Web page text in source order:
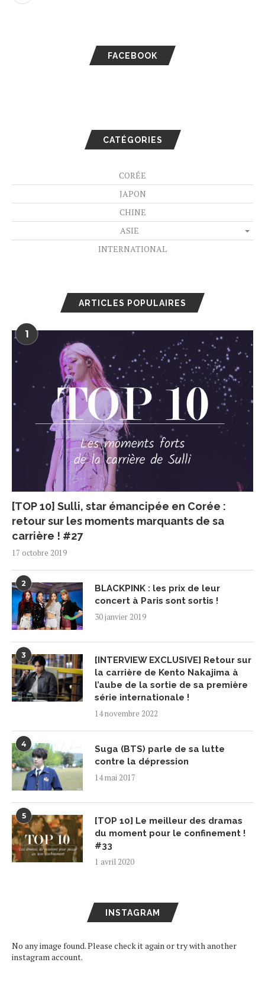
FACEBOOK
CATÉGORIES
CORÉE
JAPON
CHINE
ASIE
INTERNATIONAL
ARTICLES POPULAIRES
1
[TOP 10] Sulli, star émancipée en Corée :
retour sur les moments marquants de sa
carrière ! #27
17 octobre 2019
2
BLACKPINK : les prix de leur
concert à Paris sont sortis !
30 janvier 2019
3
[INTERVIEW EXCLUSIVE] Retour sur
la carrière de Kento Nakajima à
l’aube de la sortie de sa première
série internationale !
14 novembre 2022
4
Suga (BTS) parle de sa lutte
contre la dépression
14 mai 2017
5
[TOP 10] Le meilleur des dramas
du moment pour le confinement !
#33
1 avril 2020
INSTAGRAM
No any image found. Please check it again or try with another
instagram account.